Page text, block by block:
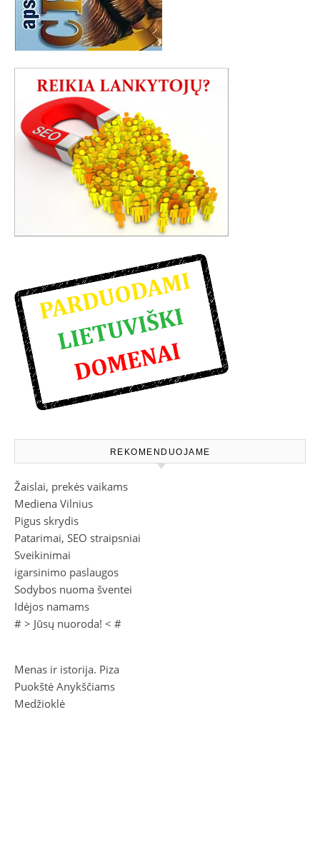
REKOMENDUOJAME
Žaislai, prekės vaikams
Mediena Vilnius
Pigus skrydis
Patarimai, SEO straipsniai
Sveikinimai
igarsinimo paslaugos
Sodybos nuoma šventei
Idėjos namams
# > Jūsų nuoroda! < #
Menas ir istorija. Piza
Puokštė Anykščiams
Medžioklė